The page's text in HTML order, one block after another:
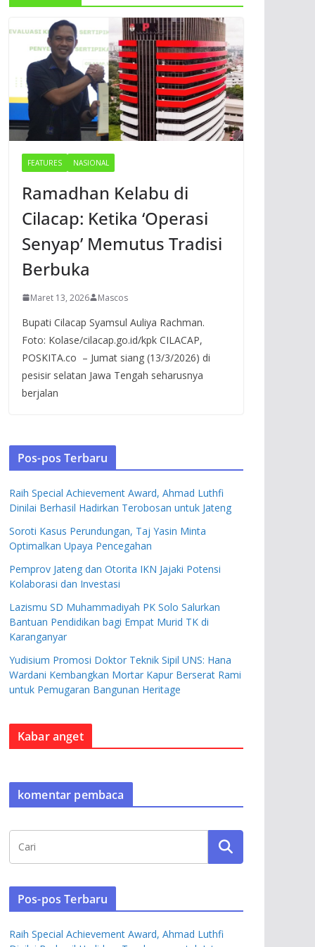
FEATURES NASIONAL
Ramadhan Kelabu di
Cilacap: Ketika ‘Operasi
Senyap’ Memutus Tradisi
Berbuka
Maret 13, 2026 Mascos
Bupati Cilacap Syamsul Auliya Rachman.
Foto: Kolase/cilacap.go.id/kpk CILACAP,
POSKITA.co – Jumat siang (13/3/2026) di
pesisir selatan Jawa Tengah seharusnya
berjalan
Pos-pos Terbaru
Raih Special Achievement Award, Ahmad Luthfi
Dinilai Berhasil Hadirkan Terobosan untuk Jateng
Soroti Kasus Perundungan, Taj Yasin Minta
Optimalkan Upaya Pencegahan
Pemprov Jateng dan Otorita IKN Jajaki Potensi
Kolaborasi dan Investasi
Lazismu SD Muhammadiyah PK Solo Salurkan
Bantuan Pendidikan bagi Empat Murid TK di
Karanganyar
Yudisium Promosi Doktor Teknik Sipil UNS: Hana
Wardani Kembangkan Mortar Kapur Berserat Rami
untuk Pemugaran Bangunan Heritage
Kabar anget
komentar pembaca
Pos-pos Terbaru
Raih Special Achievement Award, Ahmad Luthfi